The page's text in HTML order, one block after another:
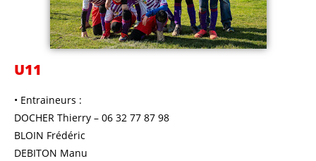
U11
• Entraineurs :
DOCHER Thierry – 06 32 77 87 98
BLOIN Frédéric
DEBITON Manu